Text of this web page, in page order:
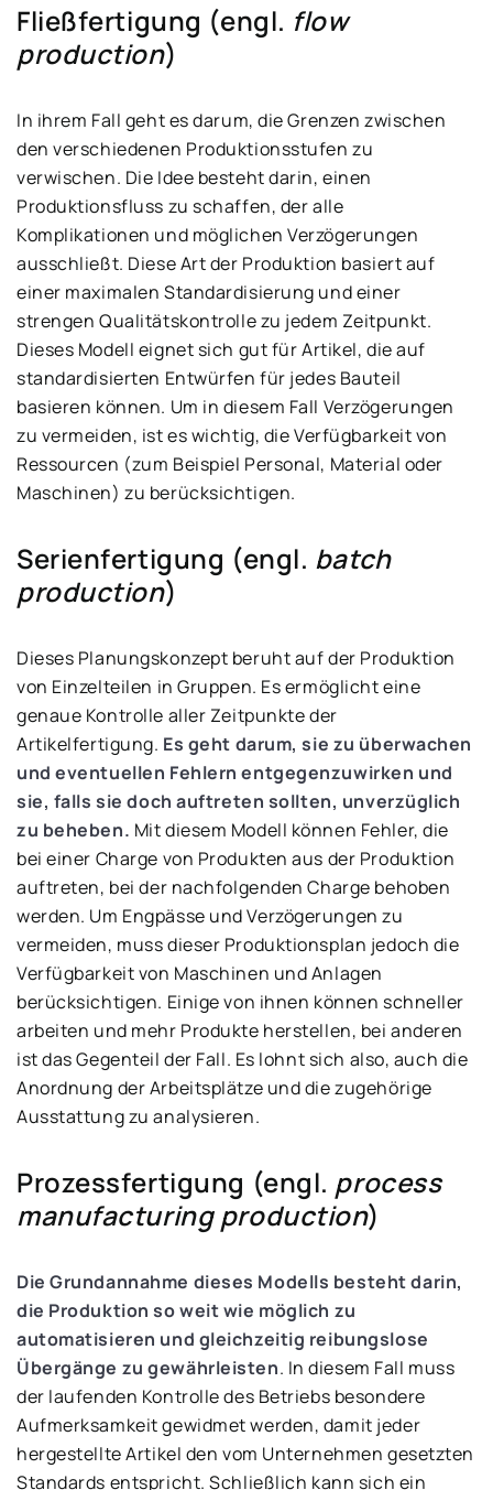
Fließfertigung (engl. flow
production)
In ihrem Fall geht es darum, die Grenzen zwischen
den verschiedenen Produktionsstufen zu
verwischen. Die Idee besteht darin, einen
Produktionsfluss zu schaffen, der alle
Komplikationen und möglichen Verzögerungen
ausschließt. Diese Art der Produktion basiert auf
einer maximalen Standardisierung und einer
strengen Qualitätskontrolle zu jedem Zeitpunkt.
Dieses Modell eignet sich gut für Artikel, die auf
standardisierten Entwürfen für jedes Bauteil
basieren können. Um in diesem Fall Verzögerungen
zu vermeiden, ist es wichtig, die Verfügbarkeit von
Ressourcen (zum Beispiel Personal, Material oder
Maschinen) zu berücksichtigen.
Serienfertigung (engl. batch
production)
Dieses Planungskonzept beruht auf der Produktion
von Einzelteilen in Gruppen. Es ermöglicht eine
genaue Kontrolle aller Zeitpunkte der
Artikelfertigung. Es geht darum, sie zu überwachen
und eventuellen Fehlern entgegenzuwirken und
sie, falls sie doch auftreten sollten, unverzüglich
zu beheben. Mit diesem Modell können Fehler, die
bei einer Charge von Produkten aus der Produktion
auftreten, bei der nachfolgenden Charge behoben
werden. Um Engpässe und Verzögerungen zu
vermeiden, muss dieser Produktionsplan jedoch die
Verfügbarkeit von Maschinen und Anlagen
berücksichtigen. Einige von ihnen können schneller
arbeiten und mehr Produkte herstellen, bei anderen
ist das Gegenteil der Fall. Es lohnt sich also, auch die
Anordnung der Arbeitsplätze und die zugehörige
Ausstattung zu analysieren.
Prozessfertigung (engl. process
manufacturing production)
Die Grundannahme dieses Modells besteht darin,
die Produktion so weit wie möglich zu
automatisieren und gleichzeitig reibungslose
Übergänge zu gewährleisten. In diesem Fall muss
der laufenden Kontrolle des Betriebs besondere
Aufmerksamkeit gewidmet werden, damit jeder
hergestellte Artikel den vom Unternehmen gesetzten
Standards entspricht. Schließlich kann sich ein